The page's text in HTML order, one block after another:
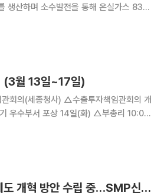
생산하며 소수발전을 통해 온실가스 830
(3월 13일~17일)
[국감 핫이슈] 이창양 산업장관 “신재생 제도 개혁 방안 수립 중…SMP신재생 배제는 맞지 않아”